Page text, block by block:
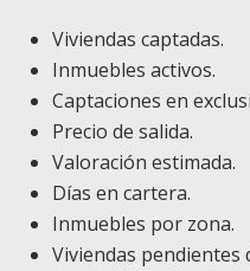
Viviendas captadas.
Inmuebles activos.
Captaciones en
Precio de salida.
Valoración estimada.
Días en cartera.
Inmuebles por zona.
Viviendas pendientes